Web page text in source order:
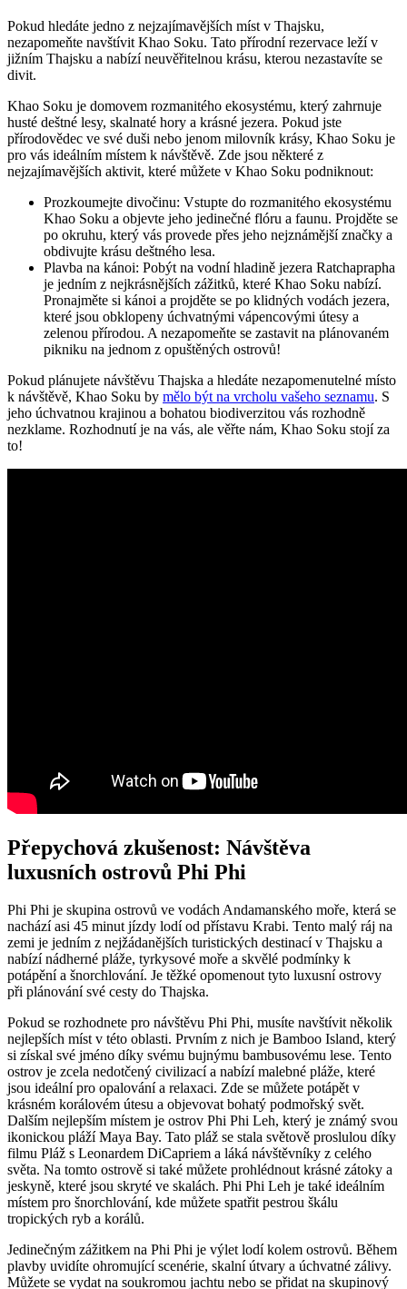
Pokud hledáte jedno z nejzajímavějších míst v Thajsku,
nezapomeňte navštívit Khao Soku. Tato přírodní rezervace leží v
jižním Thajsku a nabízí neuvěřitelnou krásu, kterou nezastavíte se
divit.
Khao Soku je domovem rozmanitého ekosystému, který zahrnuje
husté deštné lesy, skalnaté hory a krásné jezera. Pokud jste
přírodovědec ve své duši nebo jenom milovník krásy, Khao Soku je
pro vás ideálním místem k návštěvě. Zde jsou některé z
nejzajímavějších aktivit, které můžete v Khao Soku podniknout:
Prozkoumejte divočinu: Vstupte do rozmanitého ekosystému
Khao Soku a objevte jeho jedinečné flóru a faunu. Projděte se
po okruhu, který vás provede přes jeho nejznámější značky a
obdivujte krásu deštného lesa.
Plavba na kánoi: Pobýt na vodní hladině jezera Ratchaprapha
je jedním z nejkrásnějších zážitků, které Khao Soku nabízí.
Pronajměte si kánoi a projděte se po klidných vodách jezera,
které jsou obklopeny úchvatnými vápencovými útesy a
zelenou přírodou. A nezapomeňte se zastavit na plánovaném
pikniku na jednom z opuštěných ostrovů!
Pokud plánujete návštěvu Thajska a hledáte nezapomenutelné místo
k návštěvě, Khao Soku by mělo být na vrcholu vašeho seznamu. S
jeho úchvatnou krajinou a bohatou biodiverzitou vás rozhodně
nezklame. Rozhodnutí je na vás, ale věřte nám, Khao Soku stojí za
to!
Přepychová zkušenost: Návštěva
luxusních ostrovů Phi Phi
Phi Phi je skupina ostrovů ve vodách Andamanského moře, která se
nachází asi 45 minut jízdy lodí od přístavu Krabi. Tento malý ráj na
zemi je jedním z nejžádanějších turistických destinací v Thajsku a
nabízí nádherné pláže, tyrkysové moře a skvělé podmínky k
potápění a šnorchlování. Je těžké opomenout tyto luxusní ostrovy
při plánování své cesty do Thajska.
Pokud se rozhodnete pro návštěvu Phi Phi, musíte navštívit několik
nejlepších míst v této oblasti. Prvním z nich je Bamboo Island, který
si získal své jméno díky svému bujnýmu bambusovému lese. Tento
ostrov je zcela nedotčený civilizací a nabízí malebné pláže, které
jsou ideální pro opalování a relaxaci. Zde se můžete potápět v
krásném korálovém útesu a objevovat bohatý podmořský svět.
Dalším nejlepším místem je ostrov Phi Phi Leh, který je známý svou
ikonickou pláží Maya Bay. Tato pláž se stala světově proslulou díky
filmu Pláž s Leonardem DiCapriem a láká návštěvníky z celého
světa. Na tomto ostrově si také můžete prohlédnout krásné zátoky a
jeskyně, které jsou skryté ve skalách. Phi Phi Leh je také ideálním
místem pro šnorchlování, kde můžete spatřit pestrou škálu
tropických ryb a korálů.
Jedinečným zážitkem na Phi Phi je výlet lodí kolem ostrovů. Během
plavby uvidíte ohromující scenérie, skalní útvary a úchvatné zálivy.
Můžete se vydat na soukromou jachtu nebo se přidat na skupinový